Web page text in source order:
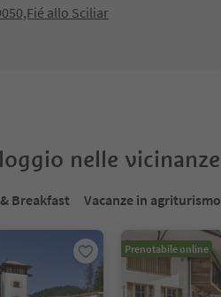
allo Sciliar
nelle vicinanze
Breakfast Vacanze in agriturismo
Prenotabile online